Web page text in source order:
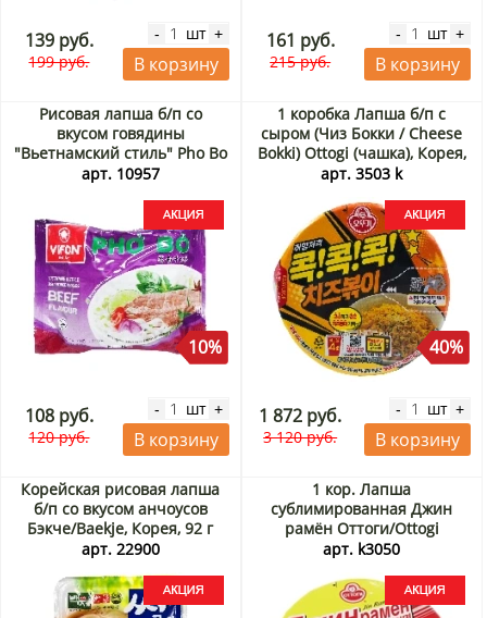
139 руб.
199 руб.
- шт +
В корзину
161 руб.
215 руб.
- шт +
В корзину
Рисовая лапша б/п со
вкусом говядины
"Вьетнамский стиль" Pho Bo
Vifon, Вьетнам, 60 г Акция
арт. 10957
10%
108 руб.
120 руб.
- шт +
В корзину
1 коробка Лапша б/п с
сыром (Чиз Бокки / Сheese
Bokki) Ottogi (чашка), Корея,
95 г х 12 шт Акция
арт. 3503 k
40%
1 872 руб.
3 120 руб.
- шт +
В корзину
Корейская рисовая лапша
б/п со вкусом анчоусов
Бэкче/Baekje, Корея, 92 г
Акция
арт. 22900
1 кор. Лапша
сублимированная Джин
рамён Оттоги/Ottogi
(чашка), Корея, 110 г*12 шт
арт. k3050